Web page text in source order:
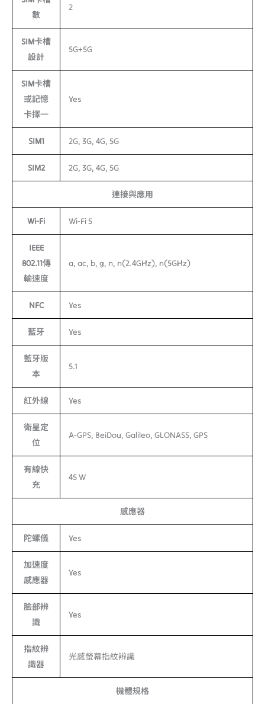
數
2
SIM卡槽
設計
5G+5G
SIM卡槽
或記憶
卡擇一
Yes
SIM1 2G, 3G, 4G, 5G
SIM2 2G, 3G, 4G, 5G
連接與應用
Wi-Fi Wi-Fi 5
IEEE
802.11傳
輸速度
a, ac, b, g, n, n(2.4GHz), n(5GHz)
NFC Yes
藍牙 Yes
藍牙版
本
5.1
紅外線 Yes
衛星定
位
A-GPS, BeiDou, Galileo, GLONASS, GPS
有線快
充
45 W
感應器
陀螺儀 Yes
加速度
感應器
Yes
臉部辨
識
Yes
指紋辨
識器
光感螢幕指紋辨識
機體規格